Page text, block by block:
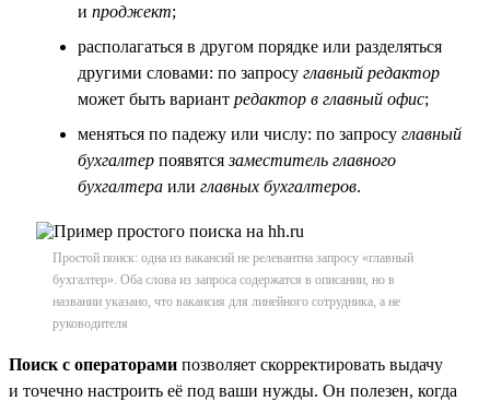
и проджект;
располагаться в другом порядке или разделяться
другими словами: по запросу главный редактор
может быть вариант редактор в главный офис;
меняться по падежу или числу: по запросу главный
бухгалтер появятсязаместитель главного
бухгалтера или главных бухгалтеров.
Простой поиск: одна из вакансий не релевантна запросу «главный
бухгалтер». Оба слова из запроса содержатся в описании, но в
названии указано, что вакансия для линейного сотрудника, а не
руководителя
Поиск с операторами позволяет скорректировать выдачу
и точечно настроить её под ваши нужды. Он полезен, когда